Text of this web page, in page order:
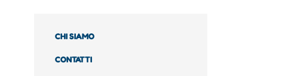
CHI SIAMO
CONTATTI